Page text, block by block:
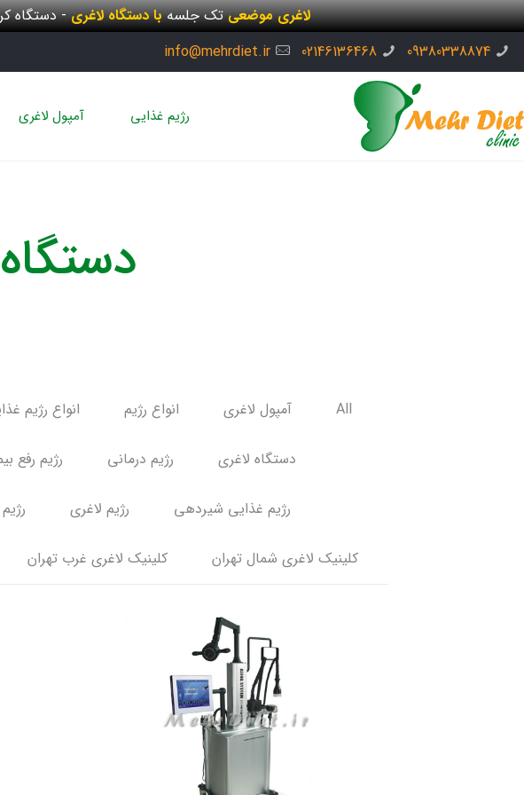
لاغری موضعیتک جلسهبا دستگاه لاغری- دستگاه
09380338874
02146136468
info@mehrdiet.ir
رژیم غذایی آمپول لاغری
All آمپول لاغری انواع رژیم انواع رژیم
دستگاه لاغری رژیم درمانی رژیم رفع
رژیم غذایی شیردهی رژیم لاغری
کلینیک لاغری شمال تهران کلینیک لاغری غرب تهران